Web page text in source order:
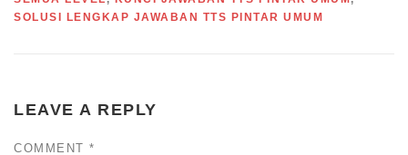
SOLUSI LENGKAP JAWABAN TTS PINTAR UMUM
LEAVE A REPLY
COMMENT *